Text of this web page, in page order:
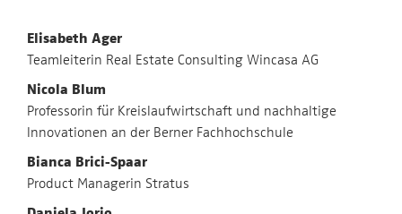
Elisabeth Ager
Teamleiterin Real Estate Consulting Wincasa AG
Nicola Blum
Professorin für Kreislaufwirtschaft und nachhaltige
Innovationen an der Berner Fachhochschule
Bianca Brici-Spaar
Product Managerin Stratus